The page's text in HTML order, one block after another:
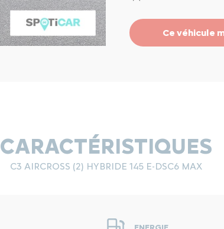
Ce véhicule
CARACTÉRISTIQUES
C3 AIRCROSS (2) HYBRIDE 145 E-DSC6 MAX